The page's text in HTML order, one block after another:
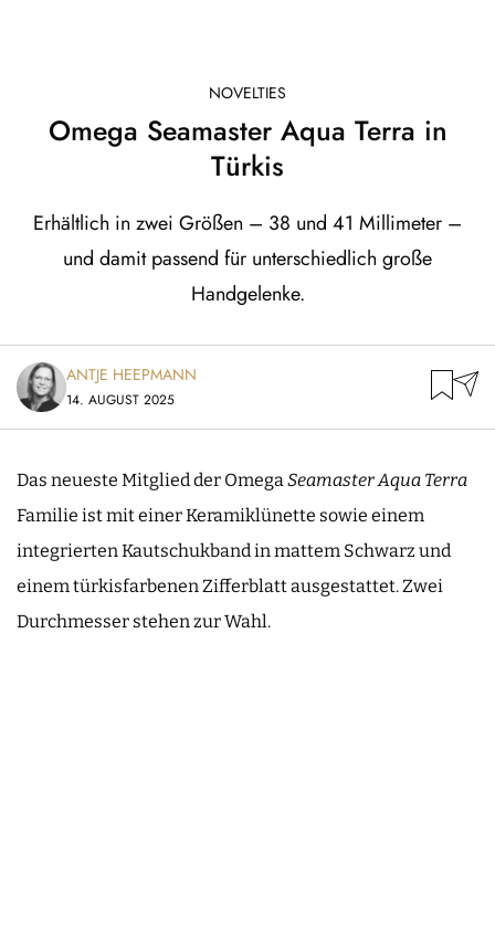
NOVELTIES
Omega Seamaster Aqua Terra in
Türkis
Erhältlich in zwei Größen – 38 und 41 Millimeter –
und damit passend für unterschiedlich große
Handgelenke.
ANTJE HEEPMANN
14. AUGUST 2025
Das neueste Mitglied der OmegaSeamasterAqua Terra
Familie ist mit einer Keramiklünette sowie einem
integrierten Kautschukband in mattem Schwarz und
einem türkisfarbenen Zifferblatt ausgestattet. Zwei
Durchmesser stehen zur Wahl.